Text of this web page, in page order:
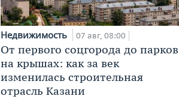
Недвижимость 07 авг, 08:00
От первого соцгорода до парков
на крышах: как за век
изменилась строительная
отрасль Казани